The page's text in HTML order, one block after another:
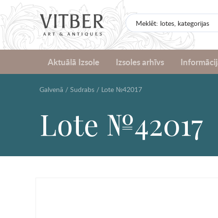
Aktuālā Izsole Izsoles arhīvs
Galvenā / Sudrabs / Lote №42017
Lote №42017